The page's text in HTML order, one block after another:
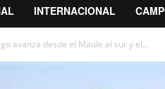
INTERNACIONAL
avanza desde el Maule al sur y el...